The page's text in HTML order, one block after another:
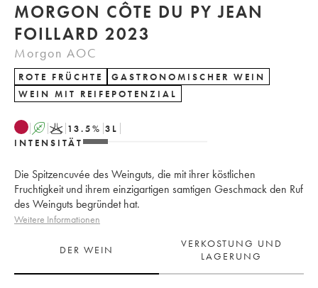
MORGON CÔTE DU PY JEAN
FOILLARD 2023
Morgon AOC
ROTE FRÜCHTE
GASTRONOMISCHER WEIN
WEIN MIT REIFEPOTENZIAL
A K 13.5% 3 L
INTENSITÄT
Die Spitzencuvée des Weinguts, die mit ihrer köstlichen
Fruchtigkeit und ihrem einzigartigen samtigen Geschmack den Ruf
des Weinguts begründet hat.
Weitere Informationen
DER WEIN
VERKOSTUNG UND
LAGERUNG